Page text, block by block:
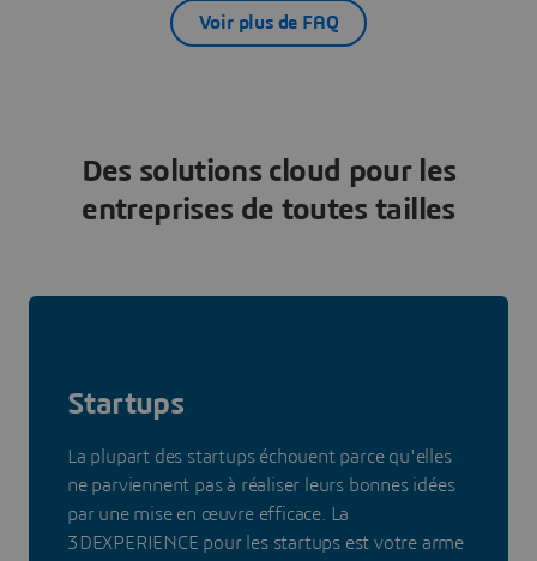
Voir plus de FAQ
Des solutions cloud pour les
entreprises de toutes tailles
Startups
La plupart des startups échouent parce qu'elles
ne parviennent pas à réaliser leurs bonnes idées
par une mise en œuvre efficace. La
3DEXPERIENCE pour les startups est votre arme